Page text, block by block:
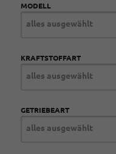
MODELL
alles ausgewählt
KRAFTSTOFFART
alles ausgewählt
GETRIEBEART
alles ausgewählt